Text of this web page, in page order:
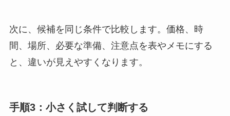
次に、候補を同じ条件で比較します。価格、時
間、場所、必要な準備、注意点を表やメモにする
と、違いが見えやすくなります。
手順3：小さく試して判断する